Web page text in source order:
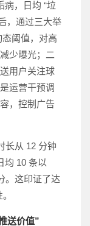
病，日均 “垃
，通过三大举
态阈值，对高
少曝光；二
用户关注球
运营干预调
，控制广告
长从 12 分钟
均 10 条以
。这印证了达
送价值”